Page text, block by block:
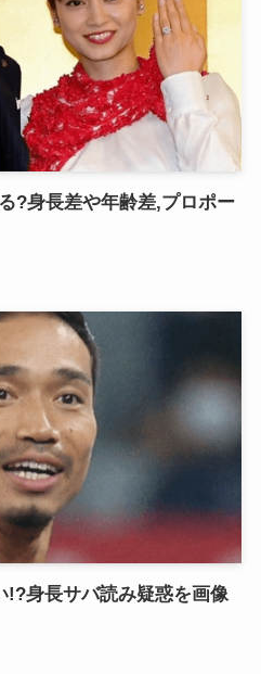
?身長差や年齢差,プロポー
!?身長サバ読み疑惑を画像